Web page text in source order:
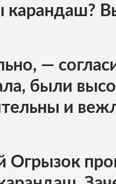
карандаш?
—
были
и
Огрызок